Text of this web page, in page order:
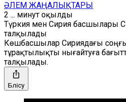
ӘЛЕМ ЖАҢАЛЫҚТАРЫ
2 ... минут оқылды
Түркия мен Сирия басшылары
талқылады
Көшбасшылар Сириядағы
тұрақтылықты нығайтуға
талқылады.
Бөлісу